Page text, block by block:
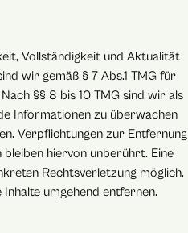
Vollständigkeit und Aktualität
wir gemäß § 7 Abs.1 TMG für
§§ 8 bis 10 TMG sind wir als
Informationen zu überwachen
Verpflichtungen zur Entfernung
hiervon unberührt. Eine
Rechtsverletzung möglich.
umgehend entfernen.